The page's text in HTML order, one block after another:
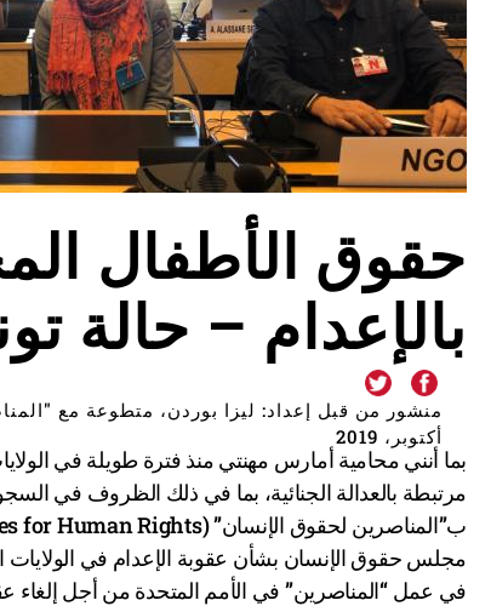
حقوق الأطفال
بالإعدام – حالة
أكتوبر، 2019
بما أنني محامية أمارس مهنتي منذ فترة طويلة في
مرتبطة بالعدالة الجنائية، بما في ذلك الظروف في
مجلس حقوق الإنسان بشأن عقوبة الإعدام في الولايات
في عمل “المناصرين” في الأمم المتحدة من أجل إلغاء